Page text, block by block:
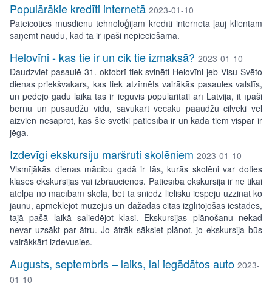
Populārākie kredīti internetā 2023-01-10
Pateicoties mūsdienu tehnoloģijām kredīti internetā ļauj klientam
saņemt naudu, kad tā ir īpaši nepieciešama.
Helovīni - kas tie ir un cik tie izmaksā? 2023-01-10
Daudzviet pasaulē 31. oktobrī tiek svinēti Helovīni jeb Visu Svēto
dienas priekšvakars, kas tiek atzīmēts vairākās pasaules valstīs,
un pēdējo gadu laikā tas ir ieguvis popularitāti arī Latvijā, it īpaši
bērnu un pusaudžu vidū, savukārt vecāku paaudžu cilvēki vēl
aizvien nesaprot, kas šie svētki patiesībā ir un kāda tiem vispār ir
jēga.
Izdevīgi ekskursiju maršruti skolēniem 2023-01-10
Vismīļākās dienas mācību gadā ir tās, kurās skolēni var doties
klases ekskursijās vai izbraucienos. Patiesībā ekskursija ir ne tikai
atelpa no mācībām skolā, bet tā sniedz lielisku iespēju uzzināt ko
jaunu, apmeklējot muzejus un dažādas citas izglītojošas iestādes,
tajā pašā laikā saliedējot klasi. Ekskursijas plānošanu nekad
nevar uzsākt par ātru. Jo ātrāk sāksiet plānot, jo ekskursija būs
vairākkārt izdevusies.
Augusts, septembris – laiks, lai iegādātos auto 2023-
01-10